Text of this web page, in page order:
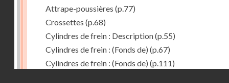
Attrape-poussières (p.77)
Crossettes (p.68)
Cylindres de frein : Description(p.55)
Cylindres de frein : (Fonds de) (p.67)
Cylindres de frein : (Fonds de) (p.111)